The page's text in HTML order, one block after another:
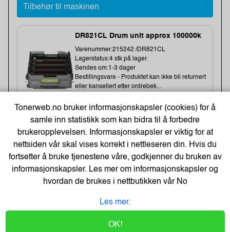
Tilbehør til maskinen
DR821CL Drum unit approx 100000k
Varenummer:215242 /DR821CL
Lagerstatus:4 stk på lager.
Sendes om:1-3 dager
Bestillingsvare - Produktet kan ikke bli returnert
eller kansellert etter ordrebek...
3 927,-
3 142,- Eks. Mva.
Kjøp
Tonerweb.no bruker informasjonskapsler (cookies) for å
samle inn statistikk som kan bidra til å forbedre
brukeropplevelsen. Informasjonskapsler er viktig for at
nettsiden vår skal vises korrekt i nettleseren din. Hvis du
fortsetter å bruke tjenestene våre, godkjenner du bruken av
informasjonskapsler. Les mer om informasjonskapsler og
hvordan de brukes i nettbutikken vårNo
Les mer.
OK!